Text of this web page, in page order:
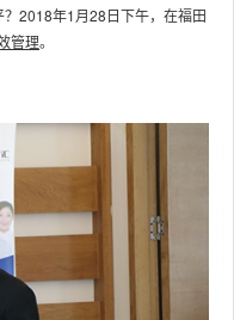
2018年1月28日下午，在福田
管理。